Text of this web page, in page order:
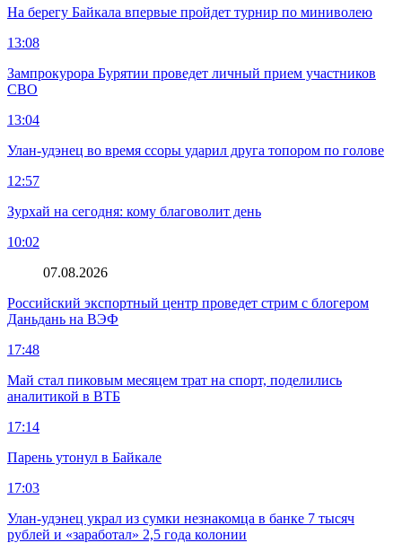
На берегу Байкала впервые пройдет турнир по миниволею
13:08
Зампрокурора Бурятии проведет личный прием участников
СВО
13:04
Улан-удэнец во время ссоры ударил друга топором по голове
12:57
Зурхай на сегодня: кому благоволит день
10:02
07.08.2026
Российский экспортный центр проведет стрим с блогером
Даньдань на ВЭФ
17:48
Май стал пиковым месяцем трат на спорт, поделились
аналитикой в ВТБ
17:14
Парень утонул в Байкале
17:03
Улан-удэнец украл из сумки незнакомца в банке 7 тысяч
рублей и «заработал» 2,5 года колонии